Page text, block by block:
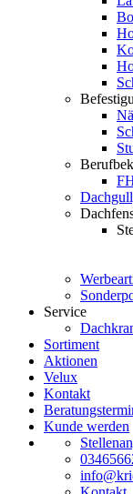
Service
Sortiment
Aktionen
Velux
Kontakt
Kunde werden